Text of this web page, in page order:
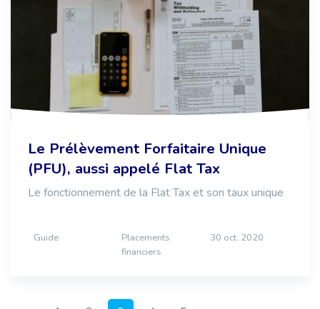
Le Prélèvement Forfaitaire Unique
(PFU), aussi appelé Flat Tax
Le fonctionnement de la Flat Tax et son taux unique
Guide
Placements
financiers
30 oct. 2020